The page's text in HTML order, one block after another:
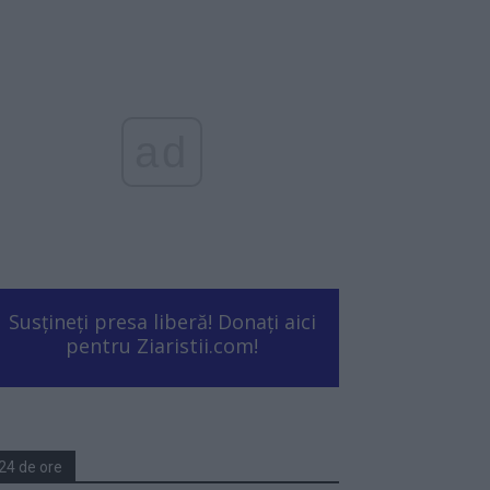
Susțineți presa liberă! Donați aici
pentru Ziaristii.com!
de ore